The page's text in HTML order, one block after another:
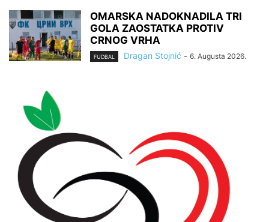
OMARSKA NADOKNADILA TRI
GOLA ZAOSTATKA PROTIV
CRNOG VRHA
FUDBAL Dragan Stojnić - 6. Augusta 2026.